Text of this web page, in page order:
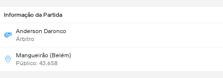
Informação da Partida
Anderson Daronco
Árbitro
Mangueirão (Belém)
Público: 43,658